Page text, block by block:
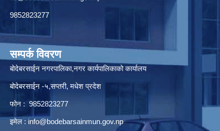
9852823277
सम्पर्क विवरण
बोदेबरसाईन नगरपालिका,नगर कार्यपालिकाको कार्यालय
बोदेबरसाईन -५,सप्तरी, मधेश प्रदेश
फोन : 9852823277
इमेल : info@bodebarsainmun.gov.np